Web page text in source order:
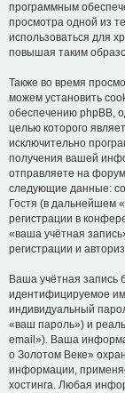
программным
просмотра одной из
использоваться для
повышая таким
Также во время
можем установить
обеспечению phpBB,
целью которого
исключительно
получения вашей
отправляете на
следующие данные:
Гостя (в дальнейшем
регистрации в
«ваша учётная
регистрации и
Ваша учётная запись
идентифицируемое
индивидуальный
«ваш пароль») и
email»). Ваша
о Золотом Веке»
информации,
хостинга. Любая